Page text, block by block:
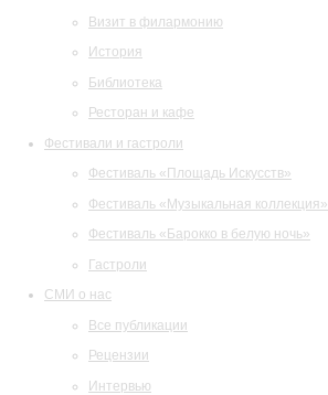
Визит в филармонию
История
Библиотека
Ресторан и кафе
Фестивали и гастроли
Фестиваль «Площадь Искусств»
Фестиваль «Музыкальная коллекция»
Фестиваль «Барокко в белую ночь»
Гастроли
СМИ о нас
Все публикации
Рецензии
Интервью